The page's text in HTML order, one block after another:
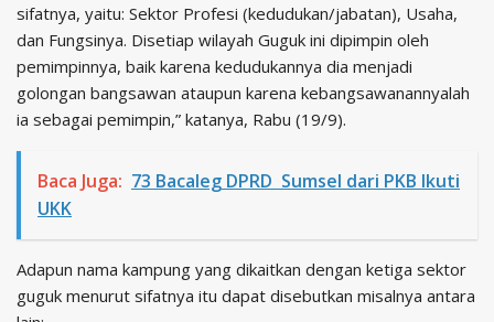
sifatnya, yaitu: Sektor Profesi (kedudukan/jabatan), Usaha,
dan Fungsinya. Disetiap wilayah Guguk ini dipimpin oleh
pemimpinnya, baik karena kedudukannya dia menjadi
golongan bangsawan ataupun karena kebangsawanannyalah
ia sebagai pemimpin,” katanya, Rabu (19/9).
Baca Juga: 73 Bacaleg DPRD Sumsel dari PKB Ikuti
UKK
Adapun nama kampung yang dikaitkan dengan ketiga sektor
guguk menurut sifatnya itu dapat disebutkan misalnya antara